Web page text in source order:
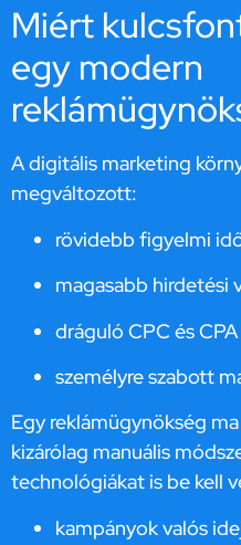
Miért
egy modern
A digitális marketing
megváltozott:
rövidebb figyelmi
magasabb hirdetési
dráguló CPC és CPA
személyre szabott
Egy reklámügynökség
kizárólag manuális
technológiákat is be kell
kampányok valós